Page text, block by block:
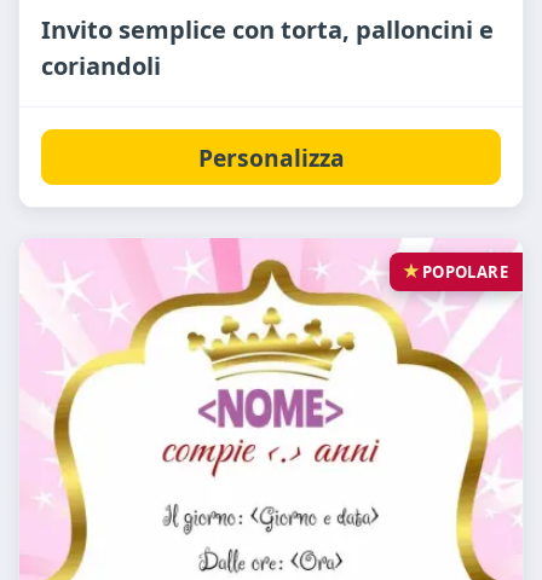
Invito semplice con torta, palloncini e
coriandoli
Personalizza
POPOLARE